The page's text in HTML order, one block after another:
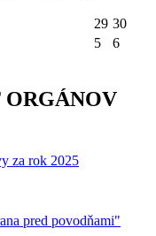
29 30
5
6
ORGÁNOV
za rok 2025
pred povodňami"